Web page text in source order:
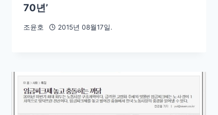
70년’
조윤호 2015년 08월17일.